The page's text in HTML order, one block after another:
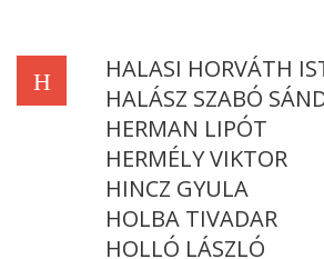
H
HALASI HORVÁTH
HALÁSZ SZABÓ
HERMAN LIPÓT
HERMÉLY VIKTOR
HINCZ GYULA
HOLBA TIVADAR
HOLLÓ LÁSZLÓ